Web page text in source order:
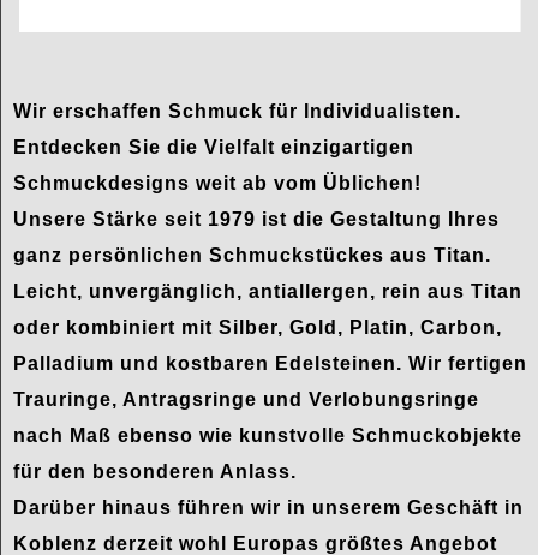
Wir erschaffen Schmuck für Individualisten.
Entdecken Sie die Vielfalt einzigartigen
Schmuckdesigns weit ab vom Üblichen!
Unsere Stärke seit 1979 ist die Gestaltung Ihres
ganz persönlichen Schmuckstückes aus Titan.
Leicht, unvergänglich, antiallergen, rein aus Titan
oder kombiniert mit Silber, Gold, Platin, Carbon,
Palladium und kostbaren Edelsteinen. Wir fertigen
Trauringe, Antragsringe und Verlobungsringe
nach Maß ebenso wie kunstvolle Schmuckobjekte
für den besonderen Anlass.
Darüber hinaus führen wir in unserem Geschäft in
Koblenz derzeit wohl Europas größtes Angebot